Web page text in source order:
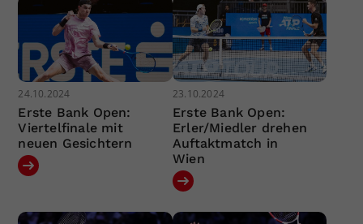
24.10.2024
Erste Bank Open:
Viertelfinale mit
neuen Gesichtern
23.10.2024
Erste Bank Open:
Erler/Miedler drehen
Auftaktmatch in
Wien